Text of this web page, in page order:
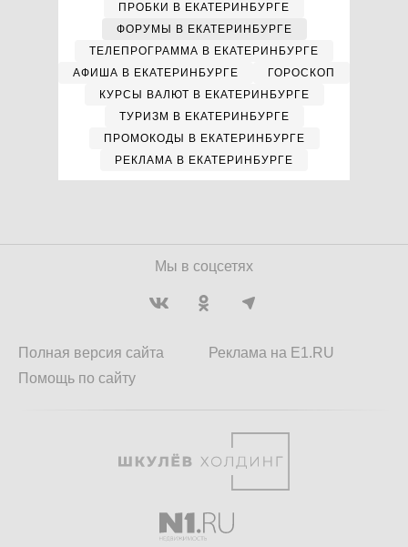
ПРОБКИ В ЕКАТЕРИНБУРГЕ
ФОРУМЫ В ЕКАТЕРИНБУРГЕ
ТЕЛЕПРОГРАММА В ЕКАТЕРИНБУРГЕ
АФИША В ЕКАТЕРИНБУРГЕ
ГОРОСКОП
КУРСЫ ВАЛЮТ В ЕКАТЕРИНБУРГЕ
ТУРИЗМ В ЕКАТЕРИНБУРГЕ
ПРОМОКОДЫ В ЕКАТЕРИНБУРГЕ
РЕКЛАМА В ЕКАТЕРИНБУРГЕ
Мы в соцсетях
Полная версия сайта
Помощь по сайту
Реклама на E1.RU